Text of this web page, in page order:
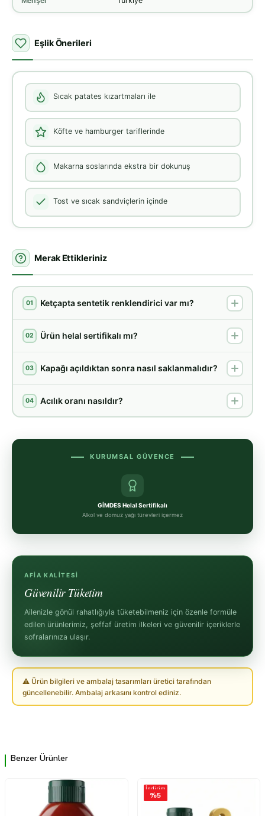
Eşlik Önerileri
Sıcak patates kızartmaları ile
Köfte ve hamburger tariflerinde
Makarna soslarında ekstra bir dokunuş
Tost ve sıcak sandviçlerin içinde
Merak Ettikleriniz
01 Ketçapta sentetik renklendirici var mı?
02 Ürün helal sertifikalı mı?
03 Kapağı açıldıktan sonra nasıl saklanmalıdır?
04 Acılık oranı nasıldır?
KURUMSAL GÜVENCE
GİMDES Helal Sertifikalı
Alkol ve domuz yağı türevleri içermez
AFIA KALITESI
Güvenilir Tüketim
Ailenizle gönül rahatlığıyla tüketebilmeniz için özenle formüle
edilen ürünlerimiz, şeffaf üretim ilkeleri ve güvenilir içeriklerle
sofralarınıza ulaşır.
⚠ Ürün bilgileri ve ambalaj tasarımları üretici tarafından
güncellenebilir. Ambalaj arkasını kontrol ediniz.
Benzer Ürünler
İndirim
%5